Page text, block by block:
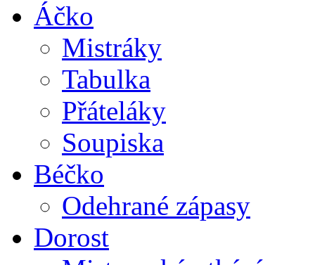
Áčko
Mistráky
Tabulka
Přáteláky
Soupiska
Béčko
Odehrané zápasy
Dorost